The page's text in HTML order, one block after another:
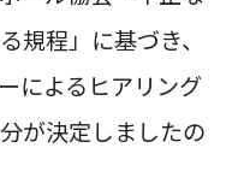
規程」に基づき、
によるヒアリング
が決定しましたの